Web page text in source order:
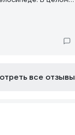
все отзывы